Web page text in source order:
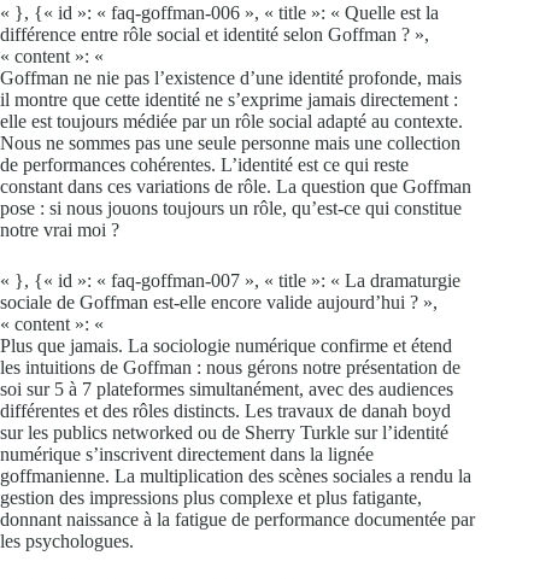
« }, {« id »: « faq-goffman-006 », « title »: « Quelle est la
différence entre rôle social et identité selon Goffman ? »,
« content »: «
Goffman ne nie pas l’existence d’une identité profonde, mais
il montre que cette identité ne s’exprime jamais directement :
elle est toujours médiée par un rôle social adapté au contexte.
Nous ne sommes pas une seule personne mais une collection
de performances cohérentes. L’identité est ce qui reste
constant dans ces variations de rôle. La question que Goffman
pose : si nous jouons toujours un rôle, qu’est-ce qui constitue
notre vrai moi ?
« }, {« id »: « faq-goffman-007 », « title »: « La dramaturgie
sociale de Goffman est-elle encore valide aujourd’hui ? »,
« content »: «
Plus que jamais. La sociologie numérique confirme et étend
les intuitions de Goffman : nous gérons notre présentation de
soi sur 5 à 7 plateformes simultanément, avec des audiences
différentes et des rôles distincts. Les travaux de danah boyd
sur les publics networked ou de Sherry Turkle sur l’identité
numérique s’inscrivent directement dans la lignée
goffmanienne. La multiplication des scènes sociales a rendu la
gestion des impressions plus complexe et plus fatigante,
donnant naissance à la fatigue de performance documentée par
les psychologues.